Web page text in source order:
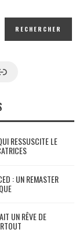
RECHERCHER
News
RESSUSCITE LE
: UN REMASTER
UN RÊVE DE